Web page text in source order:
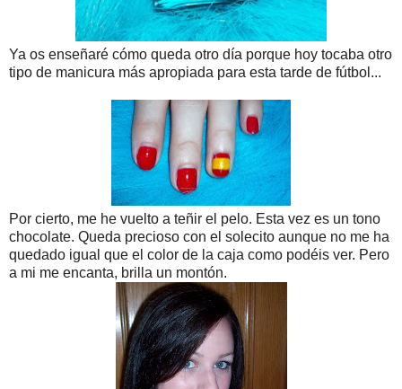
Ya os enseñaré cómo queda otro día porque hoy tocaba otro
tipo de manicura más apropiada para esta tarde de fútbol...
Por cierto, me he vuelto a teñir el pelo. Esta vez es un tono
chocolate. Queda precioso con el solecito aunque no me ha
quedado igual que el color de la caja como podéis ver. Pero
a mi me encanta, brilla un montón.